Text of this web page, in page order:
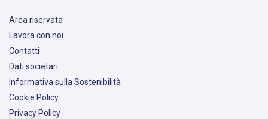
Area riservata
Lavora con noi
Contatti
Dati societari
Informativa sulla Sostenibilità
Cookie Policy
Privacy Policy